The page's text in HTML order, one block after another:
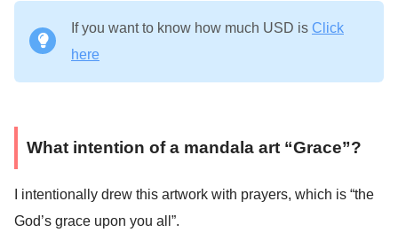
If you want to know how much USD is Click
here
What intention of a mandala art “Grace”?
I intentionally drew this artwork with prayers, which is “the
God’s grace upon you all”.